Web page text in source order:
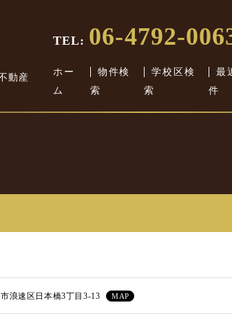
動産
TEL: 06-4792-
ホー
ム
物件検
索
学校区検
索
最
件
浪速区日本橋3丁目3-13 MAP